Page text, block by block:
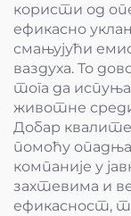
користи од
ефикасно
смањујући
ваздуха. То
тога да
животне
Добар
помоћу
компаније у
захтевима и
ефикасност,